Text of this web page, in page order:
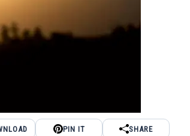
PIN IT SHARE